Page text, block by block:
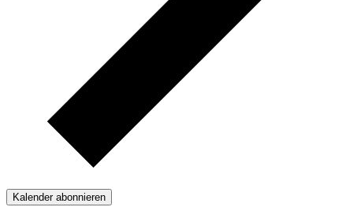
Kalender abonnieren